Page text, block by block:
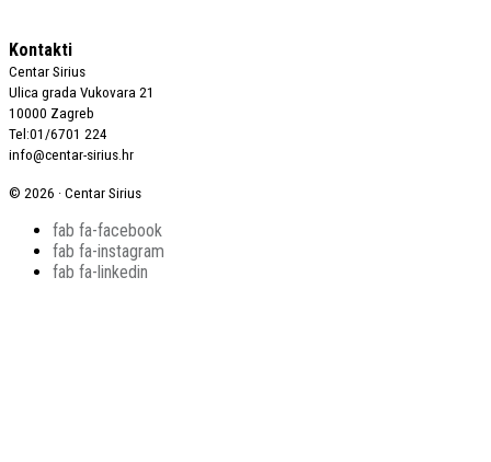
Kontakti
Centar Sirius
Ulica grada Vukovara 21
10000 Zagreb
Tel:01/6701 224
info@centar-sirius.hr
© 2026 · Centar Sirius
fab fa-facebook
fab fa-instagram
fab fa-linkedin